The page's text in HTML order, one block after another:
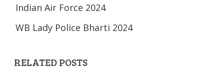
Indian Air Force 2024
WB Lady Police Bharti 2024
RELATED POSTS